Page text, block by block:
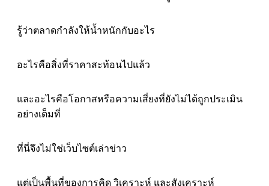
รู้ว่าตลาดกำลังให้น้ำหนักกับอะไร
อะไรคือสิ่งที่ราคาสะท้อนไปแล้ว
และอะไรคือโอกาสหรือความเสี่ยงที่ยังไม่ได้ถูกประเมิน
อย่างเต็มที่
ที่นี่จึงไม่ใช่เว็บไซต์เล่าข่าว
แต่เป็นพื้นที่ของการคิด วิเคราะห์ และสังเคราะห์